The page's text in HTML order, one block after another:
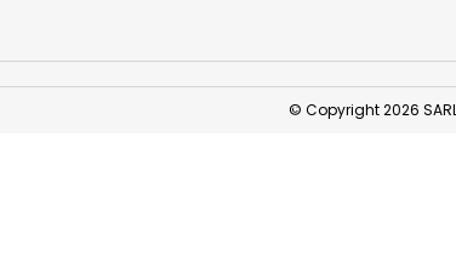
© Copyright 2026